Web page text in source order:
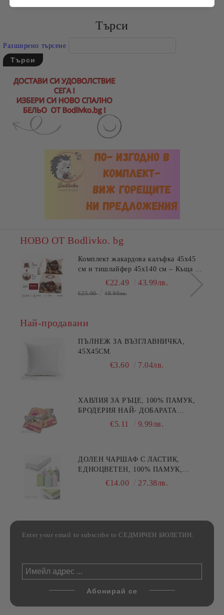
Търси
Разширено търсене
НОВО ОТ Bodlivko. bg
Комплект жакардова калъфка 45x45
см и тишлайфер 45x140 см – Къща с
€22.49 43.99лв.
€25.00 48.90лв.
Най-продавани
ПЪЛНЕЖ ЗА ВЪЗГЛАВНИЧКА,
45X45СМ.
€3.60 7.04лв.
ХАВЛИЯ ЗА РЪЦЕ, 100% ПАМУК,
БРОДЕРИЯ НАЙ- ДОБАРАТА
МАЙКА/БАБА , РАЗМЕР:
€5.11 9.99лв.
ДОЛЕН ЧАРШАФ С ЛАСТИК,
ЕДНОЦВЕТЕН, 100% ПАМУК,
РАЗЛИЧНИ РАЗМЕРИ
€14.00 27.38лв.
Enter your email to subscribe to СЕДМИЧЕН БЮЛЕТИН: